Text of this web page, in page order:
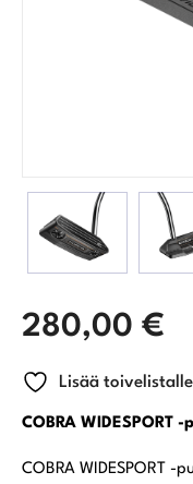
280,00 €
Lisää toivelistalle
COBRA WIDESPORT
COBRA WIDESPORT -